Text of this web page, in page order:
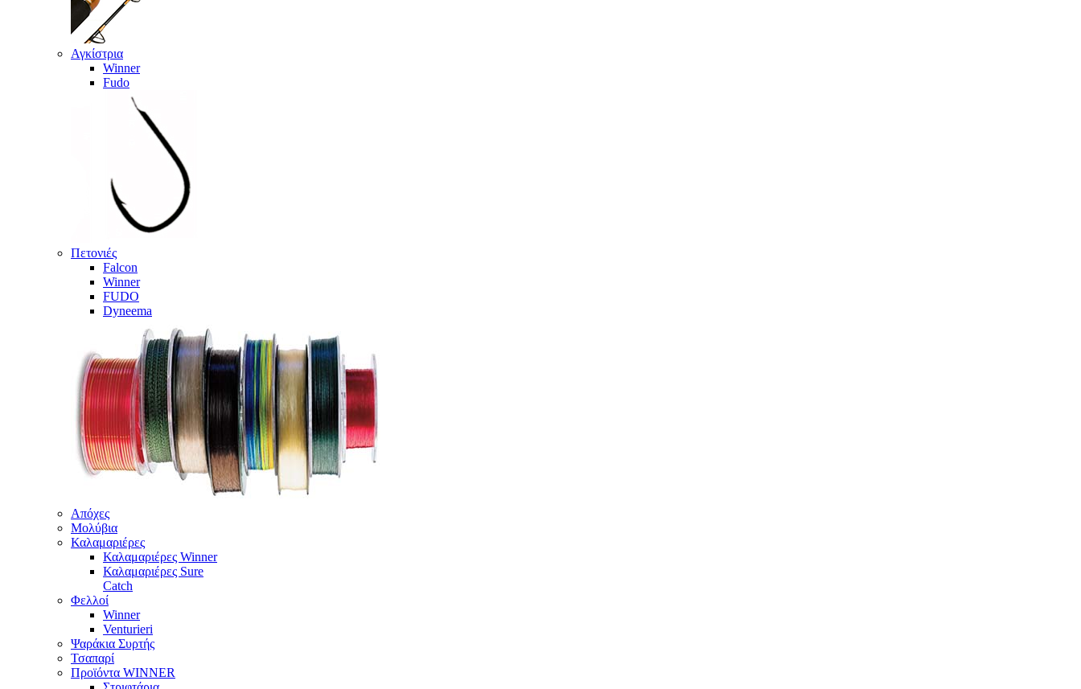
Αγκίστρια
Winner
Fudo
Πετονιές
Falcon
Winner
FUDO
Dyneema
Απόχες
Μολύβια
Καλαμαριέρες
Καλαμαριέρες Winner
Καλαμαριέρες Sure
Catch
Φελλοί
Winner
Venturieri
Ψαράκια Συρτής
Τσαπαρί
Προϊόντα WINNER